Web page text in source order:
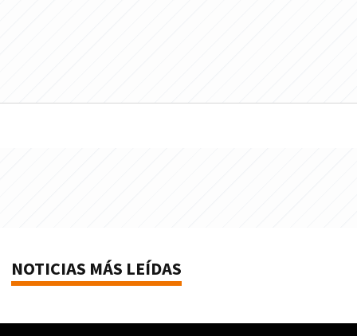
NOTICIAS MÁS LEÍDAS